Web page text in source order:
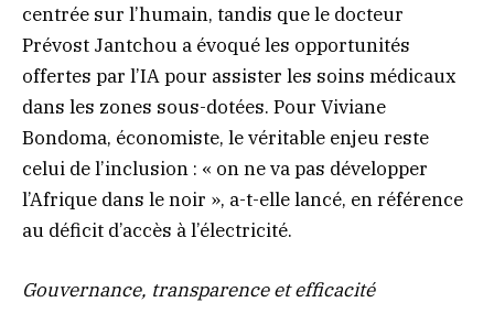
centrée sur l’humain, tandis que le docteur
Prévost Jantchou a évoqué les opportunités
offertes par l’IA pour assister les soins médicaux
dans les zones sous-dotées. Pour Viviane
Bondoma, économiste, le véritable enjeu reste
celui de l’inclusion : « on ne va pas développer
l’Afrique dans le noir », a-t-elle lancé, en référence
au déficit d’accès à l’électricité.
Gouvernance, transparence et efficacité